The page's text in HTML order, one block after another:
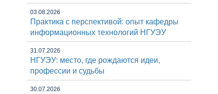
03.08.2026
Практика с перспективой: опыт кафедры
информационных технологий НГУЭУ
31.07.2026
НГУЭУ: место, где рождаются идеи,
профессии и судьбы
30.07.2026